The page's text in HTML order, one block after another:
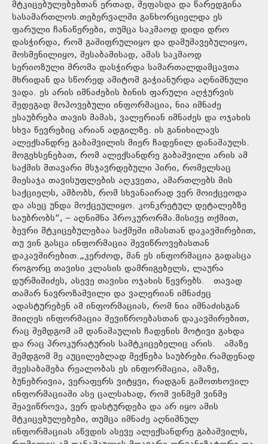
მტკიცებულებებთან ერთად, შეფასდა და წარედგინა
სასამართლოს.თებერვალში განხორციელდა ეს
ფარული ჩანაწერები, თუმცა საკმაოდ დიდი დრო
დასჭირდა, რომ გაშიფრულიყო და დამუშავებულიყო,
მოსმენილიყო, შესაბამისად, ამას საკმაოდ
სერიოზული შრომა დასჭირდა სამართალდამცავთა
მხრიდან და სწორედ ამიტომ გაჭიანურდა აღნიშნული
ვადა. ეს არის იმნაძების ბინის ფარული აღჭურვის
შედეგად მოპოვებული ინფორმაცია, ნია იმნაძე
ესაუბრება თავის მამას, ვალერიან იმნაძეს და ოჯახის
სხვა წევრებიც არიან ადგილზე. ის განიხილავს
ალექსანდრე გაბაშვილის მიერ ჩადენილ დანაშაულს.
მოგეხსენებათ, რომ ალექსანდრე გაბაშვილი არის ამ
საქმის მთავარი მსჯავრდებული პირი, რომელსაც
მიესაჯა თავისუფლების აღკვეთა, ამართლებს მის
საქციელს, ამბობს, რომ სხვანაირად ვერ მოიქცეოდა
და ასეც უნდა მოქცეულიყო. კონკრეტულ დეტალებზე
საუბრობს“, – აღნიშნა პროკურორმა.მისივე თქმით,
ბევრი მტკიცებულებაა საქმეში იმასთან დაკავშირებით,
თუ ვინ გასცა ინფორმაცია შევიწროვებასთან
დაკავშირებით.„კერძოდ, მან ეს ინფორმაცია გადასცა
როგორც თავისი კლასის დამრიგებელს, ლაურა
დურმიშიძეს, ასევე თავისი ოჯახის წევრებს. თავად
თამარ ნავროზაშვილი და ვალერიან იმნაძეც
ადასტურებენ ამ ინფორმაციას, რომ ნია იმნაძისგან
მიიღეს ინფორმაცია შევიწროებასთან დაკავშირებით,
რაც შემდგომ ამ დანაშაულის ჩადენის მოტივი გახდა
და რაც პროკურატურის სამტკიცებელიც არის. ამაზე
შემდგომ მე აუცილებლად მექნება საუბრები.რამდენად
შეესაბამება რეალობას ეს ინფორმაცია, ამაზე,
ბუნებრივია, ვერაფერს ვიტყვი, რადგან გამოთხოვილ
ინფორმაციაში ასე ცალსახად, რომ ვინმემ ვინმე
შეავიწროვა, ვერ დასტურდება და არ იყო ამის
მტკიცებულებები, თუმცა იმნაძე აღნიშნულ
ინფორმაციას აწვდის ასევე ალექსანდრე გაბაშვილს,